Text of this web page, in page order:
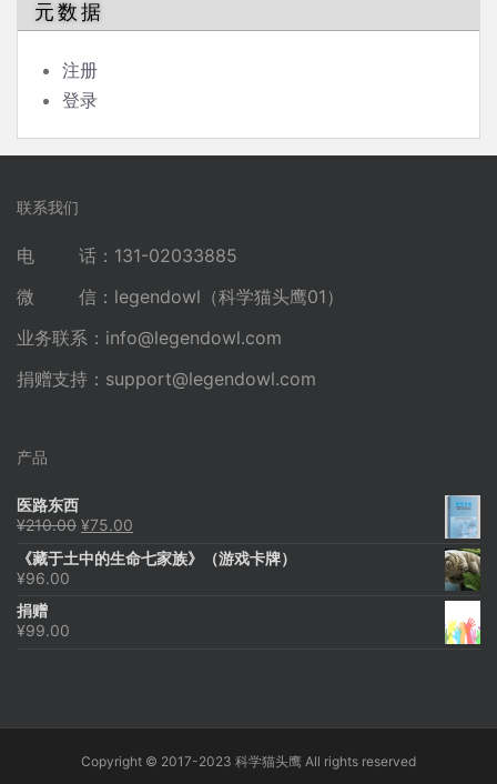
元数据
注册
登录
联系我们
电 话：131-02033885
微 信：legendowl（科学猫头鹰01）
业务联系： info@legendowl.com
捐赠支持： support@legendowl.com
产品
医路东西
¥210.00 原
为：
¥75.00
价
《藏于土中的生命七家族》（游戏卡牌）
¥96.00
捐赠
¥99.00
Copyright © 2017-2023 科学猫头鹰 All rights reserved